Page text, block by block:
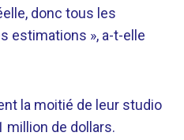
donc tous les
estimations », a-t-elle
la moitié de leur studio
million de dollars.